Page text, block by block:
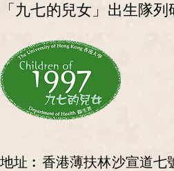
「九七的兒女」出生隊列
地址︰香港薄扶林沙宣道七